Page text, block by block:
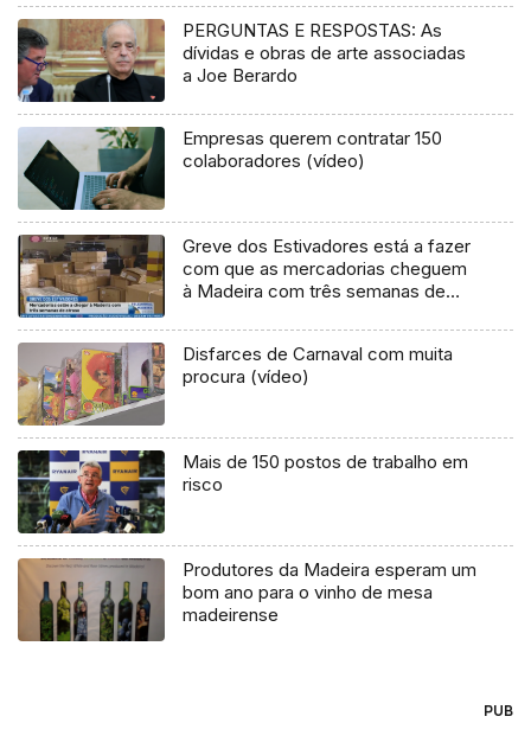
PERGUNTAS E RESPOSTAS: As
dívidas e obras de arte associadas
a Joe Berardo
Empresas querem contratar 150
colaboradores (vídeo)
Greve dos Estivadores está a fazer
com que as mercadorias cheguem
à Madeira com três semanas de
Disfarces de Carnaval com muita
procura (vídeo)
Mais de 150 postos de trabalho em
risco
Produtores da Madeira esperam um
bom ano para o vinho de mesa
madeirense
PUB